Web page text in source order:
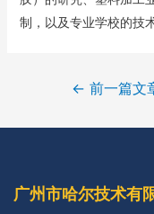
制，以及专业学校的技
← 前一篇文
广州市哈尔技术有